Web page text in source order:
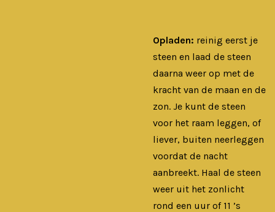
Opladen: reinig eerst je
steen en laad de steen
daarna weer op met de
kracht van de maan en de
zon. Je kunt de steen
voor het raam leggen, of
liever, buiten neerleggen
voordat de nacht
aanbreekt. Haal de steen
weer uit het zonlicht
rond een uur of 11 ’s